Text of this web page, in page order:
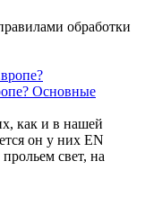
обработки
Основные
как и в нашей
он у них EN
свет, на